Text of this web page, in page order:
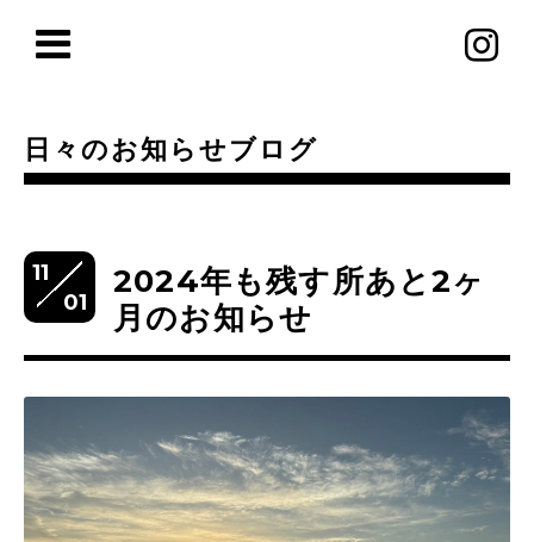
日々のお知らせブログ
11
01
2024年も残す所あと2ヶ
月のお知らせ